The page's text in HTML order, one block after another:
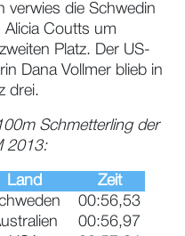
verwies die Schwedin
Alicia Coutts um
Platz. Der US-
Dana Vollmer blieb in
drei.
Schmetterling der
2013:
Land
Zeit
00:56,53
00:56,97